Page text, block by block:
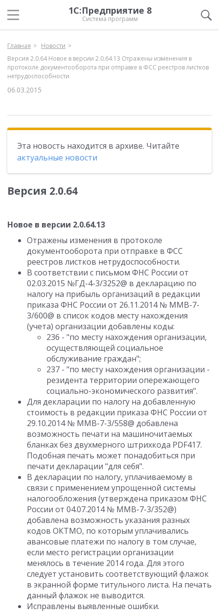
1С:Предприятие 8
Система программ
Главная
Новости
Версия 2.0.64 Новое в версии 2.0.64.13 Отражены изменения в
протоколе документооборота при отправке в ФСС реестров листков
нетрудоспособности
06.03.2015
Эта новость находится в архиве. Читайте
актуальные новости
Версия 2.0.64
Новое в версии 2.0.64.13
Отражены изменения в протоколе
документооборота при отправке в ФСС
реестров листков нетрудоспособности.
В соответствии с письмом ФНС России от
02.03.2015 №ГД-4-3/3252@ в декларацию по
налогу на прибыль организаций в редакции
приказа ФНС России от 26.11.2014 № ММВ-7-
3/600@ в список кодов месту нахождения
(учета) организации добавлены коды:
236 - "по месту нахождения организации,
осуществляющей социальное
обслуживание граждан";
237 - "по месту нахождения организации -
резидента территории опережающего
социально-экономического развития".
Для декларации по налогу на добавленную
стоимость в редакции приказа ФНС России от
29.10.2014 № ММВ-7-3/558@ добавлена
возможность печати на машиночитаемых
бланках без двухмерного штрихкода PDF417.
Подобная печать может понадобиться при
печати декларации "для себя".
В декларации по налогу, уплачиваемому в
связи с применением упрощенной системы
налогообложения (утверждена приказом ФНС
России от 04.07.2014 № ММВ-7-3/352@)
добавлена возможность указания разных
кодов ОКТМО, по которым уплачивались
авансовые платежи по налогу в том случае,
если место регистрации организации
менялось в течение 2014 года. Для этого
следует установить соответствующий флажок
в экранной форме титульного листа. На печать
данный флажок не выводится.
Исправлены выявленные ошибки.